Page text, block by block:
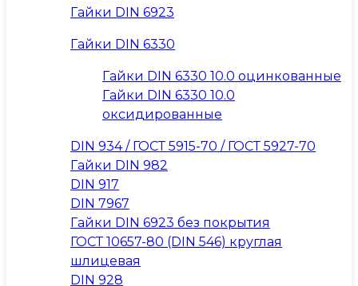
Гайки DIN 6923
Гайки DIN 6330
Гайки DIN 6330 10.0 оцинкованные
Гайки DIN 6330 10.0
оксидированные
DIN 934 / ГОСТ 5915-70 / ГОСТ 5927-70
Гайки DIN 982
DIN 917
DIN 7967
Гайки DIN 6923 без покрытия
ГОСТ 10657-80 (DIN 546) круглая
шлицевая
DIN 928